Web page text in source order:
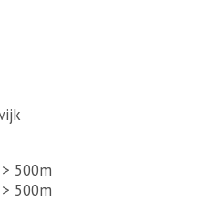
> 500m
> 500m